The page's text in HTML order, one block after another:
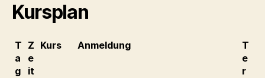
Kursplan
T
a
g
Z
e
it
Kurs Anmeldung
T
e
r